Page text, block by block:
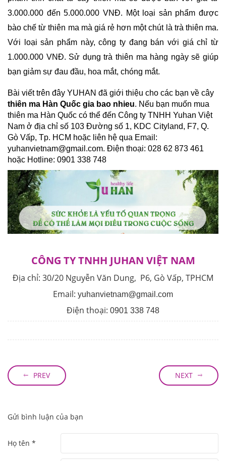
3.000.000 đến 5.000.000 VNĐ. Một loại sản phẩm được
bào chế từ thiên ma mà giá rẻ hơn một chút là trà thiên ma.
Với loại sản phẩm này, công ty đang bán với giá chỉ từ
1.000.000 VNĐ. Sử dụng trà thiên ma hàng ngày sẽ giúp
bạn giảm sự đau đầu, hoa mắt, chóng mắt.
thiên ma Hàn Quốc gia bao nhieu. Nếu bạn muốn mua
thiên ma Hàn Quốc có thể đến Công ty TNHH Yuhan Việt
Nam ở địa chỉ số 103 Đường số 1, KDC Cityland, F7, Q.
Gò Vấp, Tp. HCM hoặc liên hệ qua Email:
yuhanvietnam@gmail.com. Điện thoại: 028 62 873 461
hoặc Hotline: 0901 338 748
CÔNG TY TNHH JUHAN VIỆT NAM
Địa chỉ: 30/20 Nguyễn Văn Dung, P6, Gò Vấp, TPHCM
Email: yuhanvietnam@gmail.com
Điện thoại: 0901 338 748
PREV NEXT
Gửi bình luận của bạn
Họ tên *